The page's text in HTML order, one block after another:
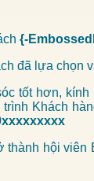
{-
đã lựa chọn
tốt hơn, kính
Khách
thành hội viên